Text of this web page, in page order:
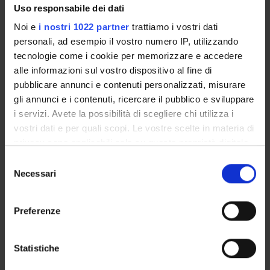
Uso responsabile dei dati
Noi e i nostri 1022 partner trattiamo i vostri dati
personali, ad esempio il vostro numero IP, utilizzando
tecnologie come i cookie per memorizzare e accedere
alle informazioni sul vostro dispositivo al fine di
pubblicare annunci e contenuti personalizzati, misurare
gli annunci e i contenuti, ricercare il pubblico e sviluppare
i servizi. Avete la possibilità di scegliere chi utilizza i
vostri dati e per quali scopi. Le vostre scelte in materia di
modificare o revocare il proprio consenso in qualsiasi
momento dalla Dichiarazione sui cookie o facendo clic
raccogliere informazioni sulla tua posizione
geografica, con un'approssimazione di qualche
delNecessari
Preferenze
Statistiche
Agevolazioni economiche
Prova finale
Esercitazioni Linguistiche CLA
Stage e Tirocini
Gestione carriere
Modalità iscrizioni
Additional information
Documenti
DOTTORATI, MASTER E FORMAZIONE SUPERIORE
Contatti